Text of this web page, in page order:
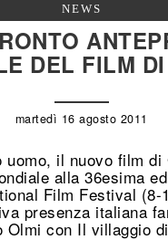
NEWS
DEL FILM
martedì 16 agosto 2011
il nuovo film di
alla 36esima
Film Festival (8-
presenza italiana
Olmi con Il villaggio